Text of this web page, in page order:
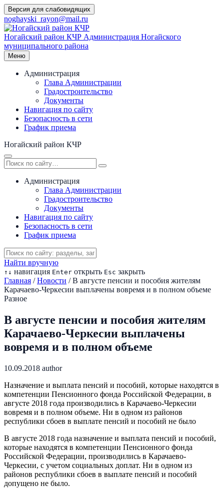
Перейти
к
содержимому
Версия для слабовидящих
noghayski_rayon@mail.ru
Ногайский район КЧР Администрация Ногайского
муниципального района
Меню
Администрация
Глава Администрации
Градостроительство
Документы
Навигация по сайту
Безопасность в сети
График приема
Ногайский район КЧР
Администрация
Глава Администрации
Градостроительство
Документы
Навигация по сайту
Безопасность в сети
График приема
Найти вручную
↑ ↓ навигация Enter открыть Esc закрыть
Главная / Новости / В августе пенсии и пособия жителям
Карачаево-Черкесии выплачены вовремя и в полном объеме
Разное
В августе пенсии и пособия жителям
Карачаево-Черкесии выплачены
вовремя и в полном объеме
10.09.2018 author
Назначение и выплата пенсий и пособий, которые находятся в
компетенции Пенсионного фонда Российской Федерации, в
августе 2018 года производились в Карачаево-Черкесии
вовремя и в полном объеме. Ни в одном из районов
республики сбоев в выплате пенсий и пособий не было
В августе 2018 года назначение и выплата пенсий и пособий,
которые находятся в компетенции Пенсионного фонда
Российской Федерации, производились в Карачаево-
Черкесии, с учетом социальных доплат. Ни в одном из
районов республики сбоев в выплате пенсий и пособий
допущено не было.